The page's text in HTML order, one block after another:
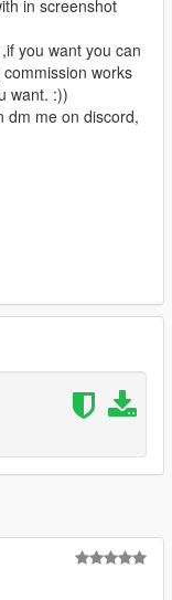
in screenshot
you want you can
works
want. :))
dm me on discord,